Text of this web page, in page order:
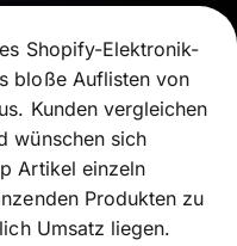
Shopify-Elektronik-
bloße Auflisten von
Kunden vergleichen
wünschen sich
Artikel einzeln
Produkten zu
Umsatz liegen.